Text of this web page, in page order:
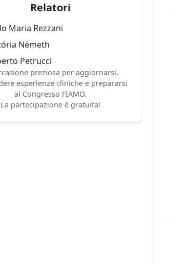
Relatori
Maria Rezzani
Németh
Petrucci
preziosa per aggiornarsi,
esperienze cliniche e prepararsi
al Congresso FIAMO.
La partecipazione è gratuita!